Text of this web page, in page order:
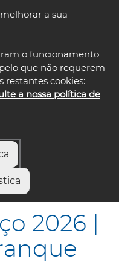
a sua
o funcionamento
que não requerem
restantes cookies:
a nossa política de
select language
de sempre
2026 |